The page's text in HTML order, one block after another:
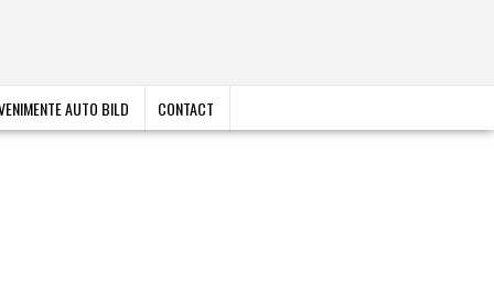
AUTO BILD CONTACT